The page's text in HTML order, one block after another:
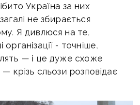
Україна за них
не збирається
Я дивлюся на те,
- точніше,
— і це дуже схоже
крізь сльози розповідає